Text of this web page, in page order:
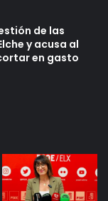
de las
y acusa al
en gasto